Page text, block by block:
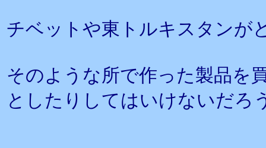
チベットや東トルキスタンが
そのような所で作った製品を
としたりしてはいけないだろ